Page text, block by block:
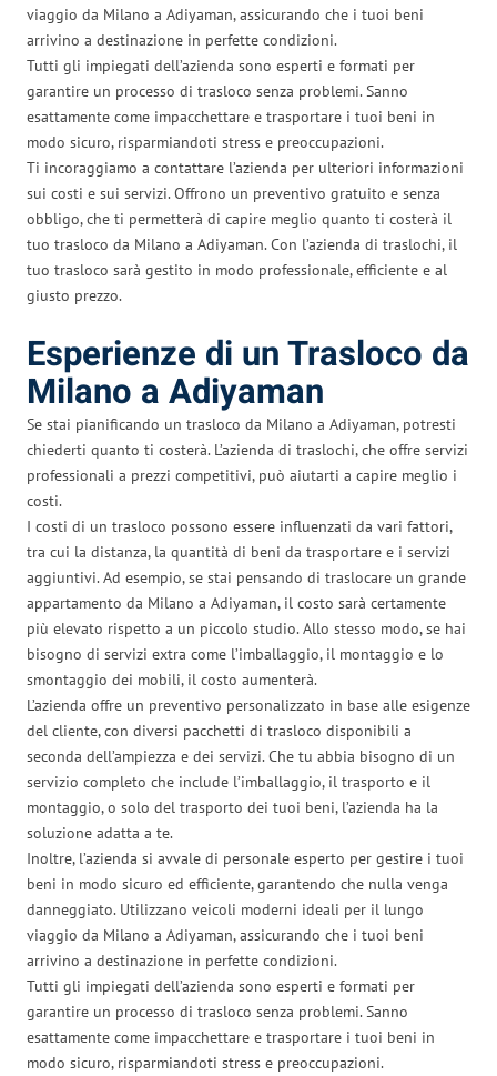
viaggio da Milano a Adiyaman, assicurando che i tuoi beni
arrivino a destinazione in perfette condizioni.
Tutti gli impiegati dell’azienda sono esperti e formati per
garantire un processo di trasloco senza problemi. Sanno
esattamente come impacchettare e trasportare i tuoi beni in
modo sicuro, risparmiandoti stress e preoccupazioni.
Ti incoraggiamo a contattare l’azienda per ulteriori informazioni
sui costi e sui servizi. Offrono un preventivo gratuito e senza
obbligo, che ti permetterà di capire meglio quanto ti costerà il
tuo trasloco da Milano a Adiyaman. Con l’azienda di traslochi, il
tuo trasloco sarà gestito in modo professionale, efficiente e al
giusto prezzo.
Esperienze di un Trasloco da
Milano a Adiyaman
Se stai pianificando un trasloco da Milano a Adiyaman, potresti
chiederti quanto ti costerà. L’azienda di traslochi, che offre servizi
professionali a prezzi competitivi, può aiutarti a capire meglio i
costi.
I costi di un trasloco possono essere influenzati da vari fattori,
tra cui la distanza, la quantità di beni da trasportare e i servizi
aggiuntivi. Ad esempio, se stai pensando di traslocare un grande
appartamento da Milano a Adiyaman, il costo sarà certamente
più elevato rispetto a un piccolo studio. Allo stesso modo, se hai
bisogno di servizi extra come l’imballaggio, il montaggio e lo
smontaggio dei mobili, il costo aumenterà.
L’azienda offre un preventivo personalizzato in base alle esigenze
del cliente, con diversi pacchetti di trasloco disponibili a
seconda dell’ampiezza e dei servizi. Che tu abbia bisogno di un
servizio completo che include l’imballaggio, il trasporto e il
montaggio, o solo del trasporto dei tuoi beni, l’azienda ha la
soluzione adatta a te.
Inoltre, l’azienda si avvale di personale esperto per gestire i tuoi
beni in modo sicuro ed efficiente, garantendo che nulla venga
danneggiato. Utilizzano veicoli moderni ideali per il lungo
viaggio da Milano a Adiyaman, assicurando che i tuoi beni
arrivino a destinazione in perfette condizioni.
Tutti gli impiegati dell’azienda sono esperti e formati per
garantire un processo di trasloco senza problemi. Sanno
esattamente come impacchettare e trasportare i tuoi beni in
modo sicuro, risparmiandoti stress e preoccupazioni.